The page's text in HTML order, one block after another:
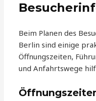
Beim Planen des
Berlin sind einige
Öffnungszeiten,
und Anfahrtswege